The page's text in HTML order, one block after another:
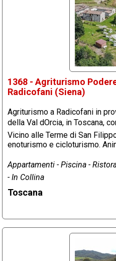
1368 - Agriturismo
Radicofani (Siena)
Agriturismo a Radicofani in
della Val dOrcia, in Toscana,
Vicino alle Terme di San
enoturismo e cicloturismo.
Appartamenti - Piscina -
- In Collina
Toscana